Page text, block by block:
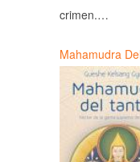
crimen.…
Mahamudra